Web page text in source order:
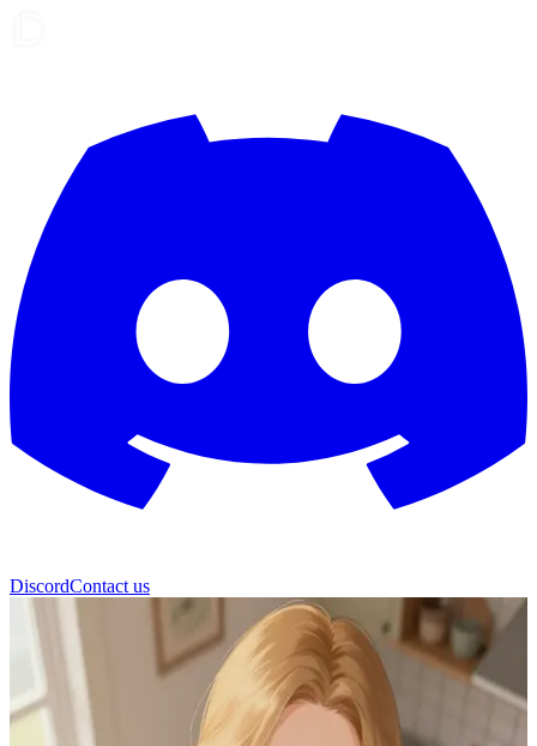
DiscordContact us